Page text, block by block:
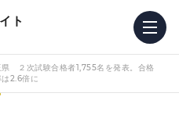
ト
県 ２次試験合格者1,755名を発表。合格
は2.6倍に